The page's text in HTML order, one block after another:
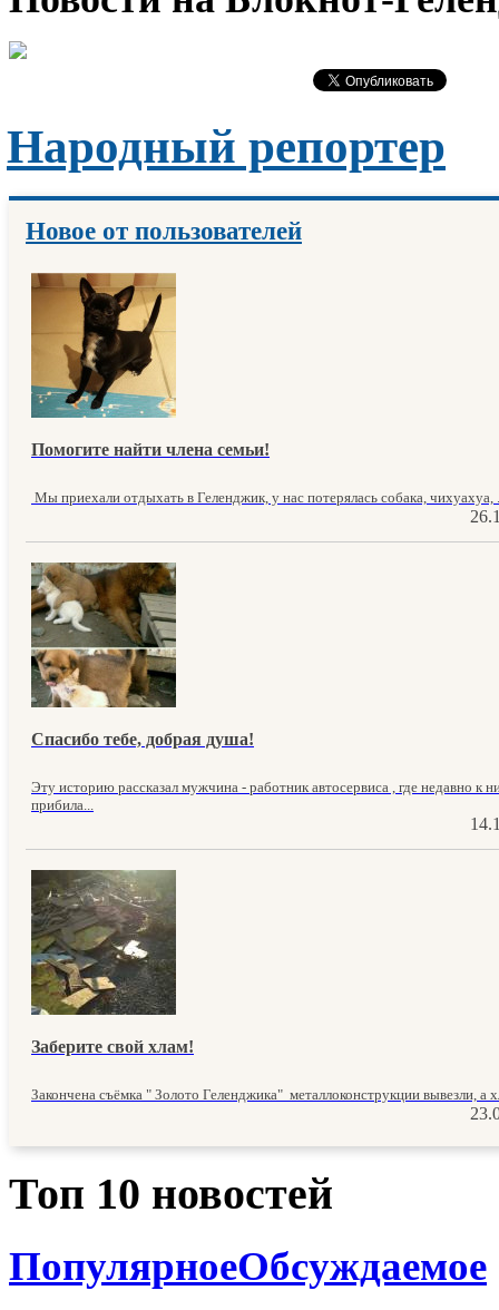
Народный репортер
Новое от пользователей
Помогите найти члена семьи!
Мы приехали отдыхать в Геленджик, у нас потерялась собака, чихуахуа,
Спасибо тебе, добрая душа!
Эту историю рассказал мужчина - работник автосервиса , где недавно к
прибила...
Заберите свой хлам!
Закончена съёмка " Золото Геленджика" металлоконструкции вывезли, а
Топ 10 новостей
ПопулярноеОбсуждаемое